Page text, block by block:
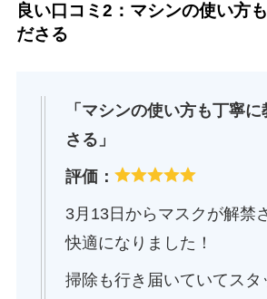
良い口コミ2：マシンの使い方
ださる
「マシンの使い方も丁寧
さる」
評価：
3月13日からマスクが解禁
快適になりました！
掃除も行き届いていてスタ